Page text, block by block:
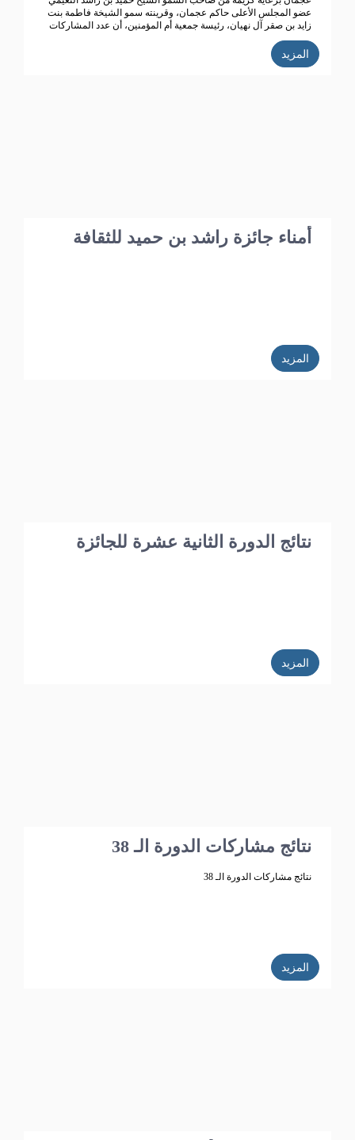
عضو المجلس الأعلى حاكم عجمان، وقرينته سمو الشيخة فاطمة بنت
زايد بن صقر آل نهيان، رئيسة جمعية أم المؤمنين، أن عدد المشاركات
متخصصين تم اختيارهم خلال الاجتماع الذي عقده مجلس أمناء الجائزة
المزيد
أمناء جائزة راشد بن حميد للثقافة
المزيد
نتائج الدورة الثانية عشرة للجائزة
المزيد
نتائج مشاركات الدورة الـ 38
نتائج مشاركات الدورة الـ 38
المزيد